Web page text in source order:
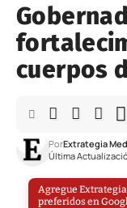
cuerpos
Última
PorExtrategia
Agregue
preferidos en